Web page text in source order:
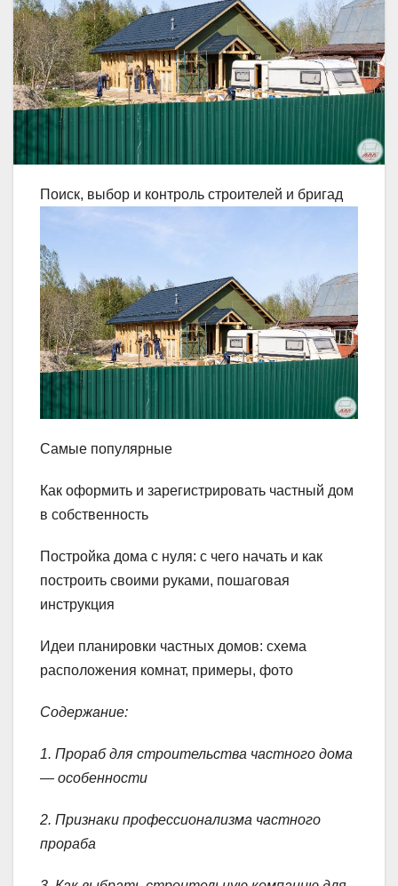
Поиск, выбор и контроль строителей и бригад
Самые популярные
Как оформить и зарегистрировать частный дом
в собственность
Постройка дома с нуля: с чего начать и как
построить своими руками, пошаговая
инструкция
Идеи планировки частных домов: схема
расположения комнат, примеры, фото
Содержание:
1. Прораб для строительства частного дома
— особенности
2. Признаки профессионализма частного
прораба